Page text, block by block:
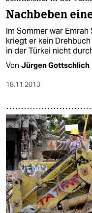
Nachbeben
Im Sommer war
kriegt er kein
in der Türkei nicht
Von Jürgen Gottschlich
18.11.2013